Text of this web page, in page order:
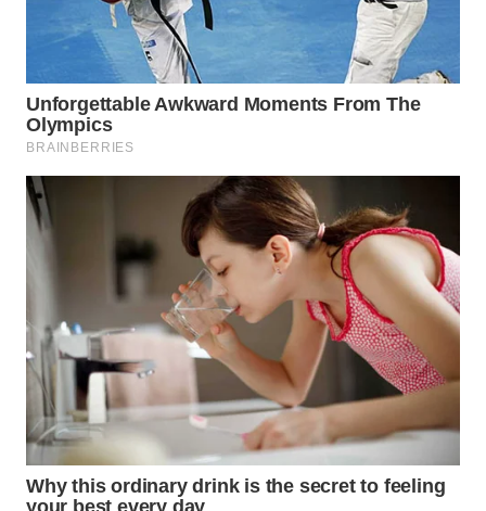
WN
SUMEDANG
WN
CIANJUR
KEPULAUAN
WN
BINJAI
WN
CIREBON